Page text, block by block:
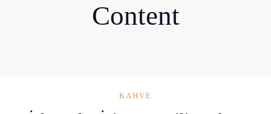
Content
KAHVE